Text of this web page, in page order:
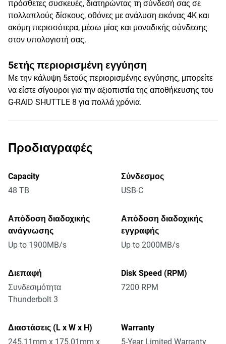
πρόσθετες συσκευές, διατηρώντας τη σύνδεσή σας σε
πολλαπλούς δίσκους, οθόνες με ανάλυση εικόνας 4K και
ακόμη περισσότερα, μέσω μίας και μοναδικής σύνδεσης
στον υπολογιστή σας.
5ετής περιορισμένη εγγύηση
Με την κάλυψη 5ετούς περιορισμένης εγγύησης, μπορείτε
να είστε σίγουροι για την αξιοπιστία της αποθήκευσης του
G-RAID SHUTTLE 8 για πολλά χρόνια.
Προδιαγραφές
Capacity
48 TB
Σύνδεσμος
USB-C
Απόδοση διαδοχικής
ανάγνωσης
Up to 1900MB/s
Απόδοση διαδοχικής
εγγραφής
Up to 2000MB/s
Διεπαφή
Συνδεσιμότητα
Thunderbolt 3
Disk Speed (RPM)
7200 RPM
Διαστάσεις (L x W x H)
245.11mm x 175.01mm x
Warranty
5-Year Limited Warranty